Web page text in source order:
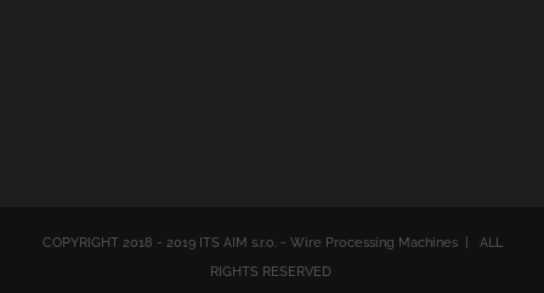
COPYRIGHT 2018 - 2019 ITS AIM s.r.o. - Wire Processing Machines | ALL
RIGHTS RESERVED